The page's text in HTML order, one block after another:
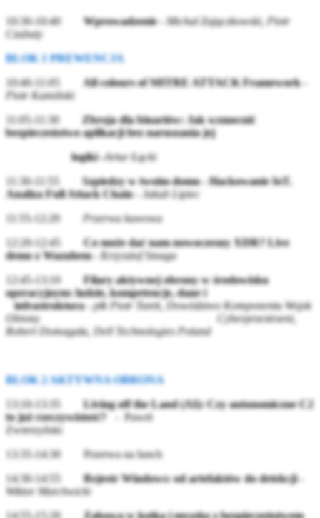
10:30-10:40Wprowadzenie-
Michał Zajączkowski, Piotr
Czubaty
BLOK 1 PREWENCJA
10:40-11:05
All colours of MITRE ATTACK Framework-
Piotr Kamiński
11:05-11:30 Zbroja dla binariów: Jak wzmocnić
bezpieczeństwo aplikacji bez naruszania jej
logiki -Artur Łącki
11:30-11:55 Szpiedzy w twoim domu - Hackowanie IoT.
Analiza Full Attack Chain-
Jakub Lipiec
11:55-12:20
Przerwa kawowa
12:20-12:45 Co może dać nam nowoczesny XDR? Live
demo z Wazuhem- Krzysztof Smaga
12:45-13:10 Filary aktywnej obrony w środowisku
operacyjnym: ludzie, kompetencje, dane i
infrastruktura-płk Piotr Turek, Dowództwo Komponentu Wojsk
Obrony Cyberprzestrzeni,
Robert Domagała, Dell Technologies Poland
BLOK 2 AKTYWNA OBRONA
13:10-13:35 Living off the Land (AI): Czy autonomiczne C2
to już rzeczywistość? - Paweł
Zwierzyński
13:35-14:30 Przerwa na lunch
14:30-14:55 Rejestr Windows: od artefaktów do detekcji-
Wiktor Marchwicki